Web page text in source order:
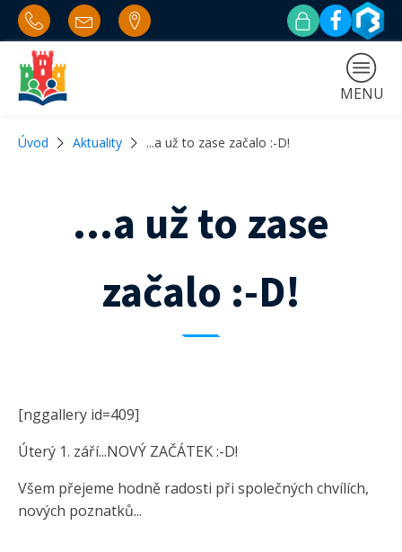
MENU
Úvod Aktuality ...a už to zase začalo :-D!
...a už to zase
začalo :-D!
[nggallery id=409]
Úterý 1. září...NOVÝ ZAČÁTEK :-D!
Všem přejeme hodně radosti při společných chvílích,
nových poznatků...